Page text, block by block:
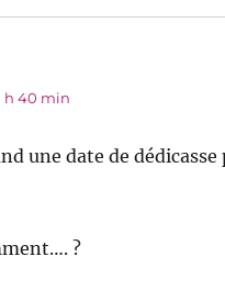
h 40 min
une date de dédicasse
?